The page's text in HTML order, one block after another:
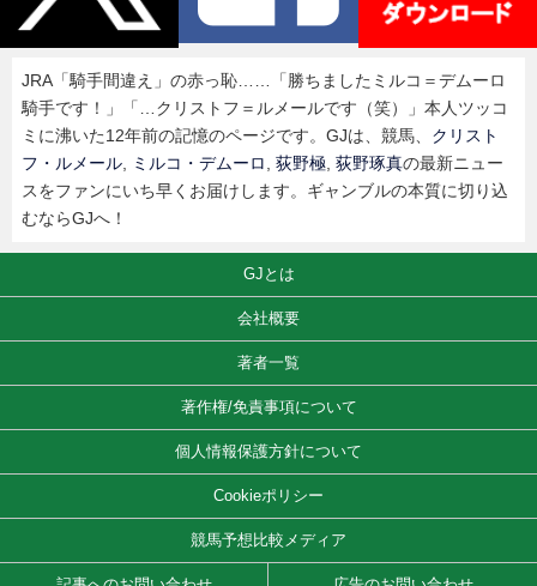
JRA「騎手間違え」の赤っ恥……「勝ちましたミルコ＝デムーロ
騎手です！」「…クリストフ＝ルメールです（笑）」本人ツッコ
ミに沸いた12年前の記憶のページです。GJは、競馬、 クリスト
フ・ルメール
ミルコ・デムーロ 荻野極 荻野琢真の最新ニュー
スをファンにいち早くお届けします。ギャンブルの本質に切り込
むならGJへ！
GJとは
会社概要
著者一覧
著作権/免責事項について
個人情報保護方針について
Cookieポリシー
競馬予想比較メディア